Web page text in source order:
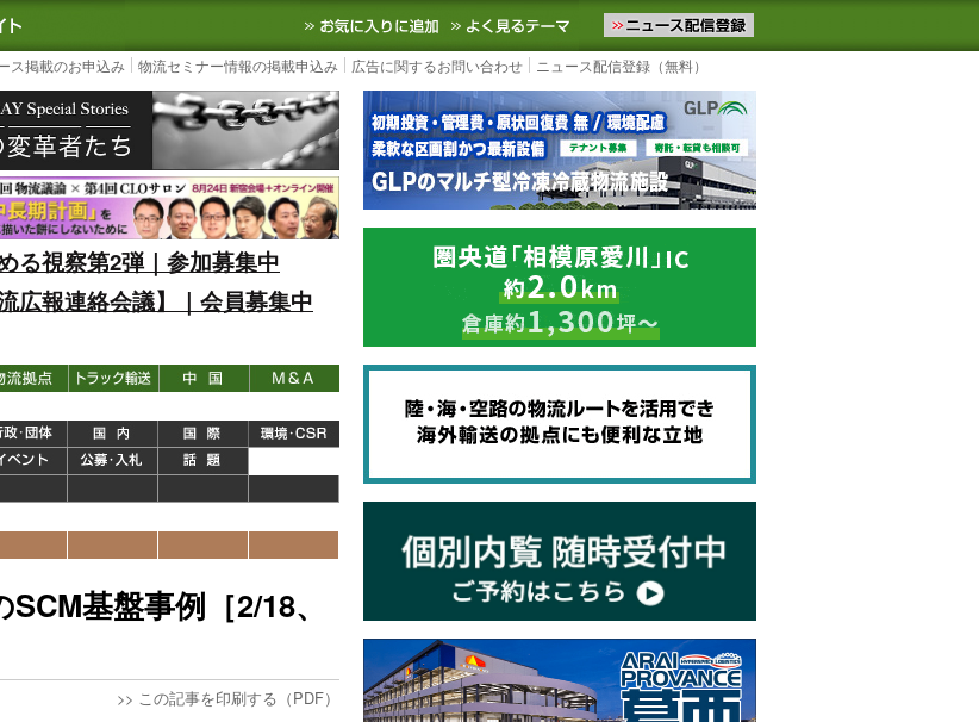
大の物流ニュースサイト3PL, SCMなど国内外の最新の物流ニュースをお届けします。物流ニュースメール配信を登録す
お気に入りに追加 よく見るテーマ
ス掲載のお申込み 物流セミナー情報の掲載申込み 広告に関するお問い合わせ ニュース配信登録（無料）
る視察第2弾｜参加募集中
広報連絡会議】｜会員募集中
基盤事例［2/18、
>> この記事を印刷する（PDF）